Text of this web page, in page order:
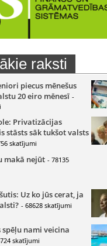
raksti
piecus mēnešus
20 eiro mēnesī -
Privatizācijas
stāsts sāk tukšot valsts
skatījumi
makā nejūt - 78135
Uz ko jūs cerat, ja
- 68628 skatījumi
nami veicina
skatījumi